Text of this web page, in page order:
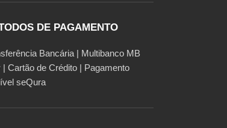
DE PAGAMENTO
Bancária | Multibanco MB
| Cartão de Crédito | Pagamento
seQura